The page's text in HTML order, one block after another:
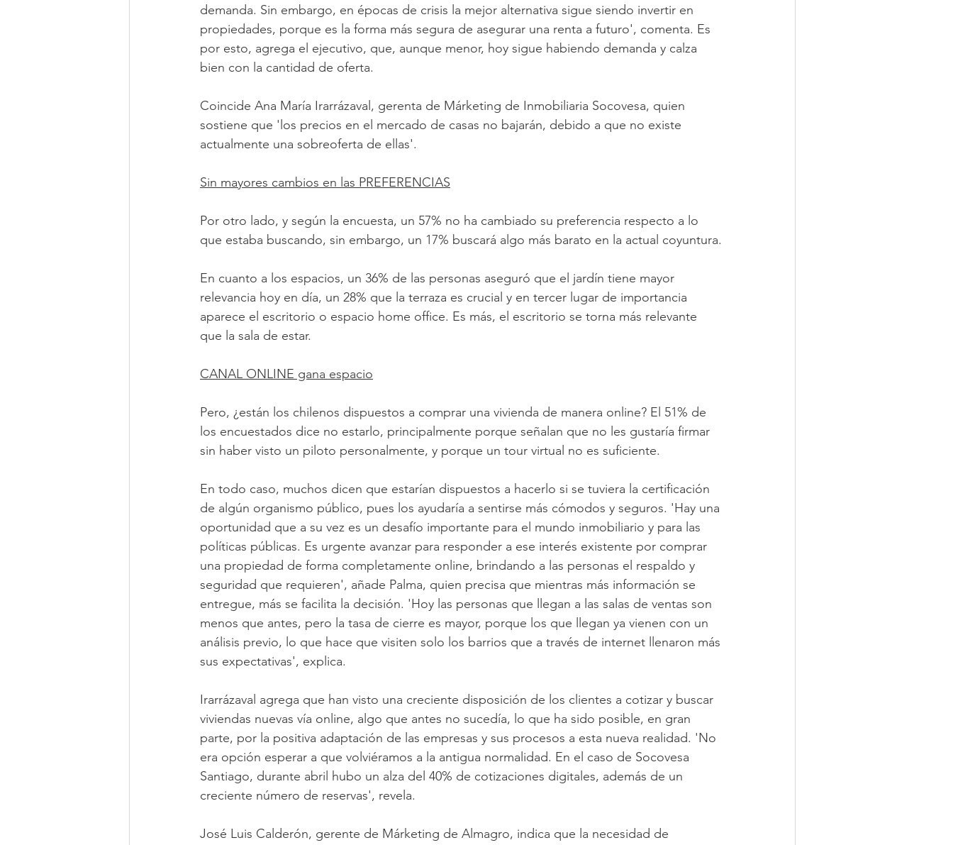
demanda. Sin embargo, en épocas de crisis la mejor alternativa sigue siendo invertir en
propiedades, porque es la forma más segura de asegurar una renta a futuro', comenta. Es
por esto, agrega el ejecutivo, que, aunque menor, hoy sigue habiendo demanda y calza
bien con la cantidad de oferta.
Coincide Ana María Irarrázaval, gerenta de Márketing de Inmobiliaria Socovesa, quien
sostiene que 'los precios en el mercado de casas no bajarán, debido a que no existe
actualmente una sobreoferta de ellas'.
Sin mayores cambios en las PREFERENCIAS
Por otro lado, y según la encuesta, un 57% no ha cambiado su preferencia respecto a lo
que estaba buscando, sin embargo, un 17% buscará algo más barato en la actual coyuntura.
En cuanto a los espacios, un 36% de las personas aseguró que el jardín tiene mayor
relevancia hoy en día, un 28% que la terraza es crucial y en tercer lugar de importancia
aparece el escritorio o espacio home office. Es más, el escritorio se torna más relevante
que la sala de estar.
CANAL ONLINE gana espacio
Pero, ¿están los chilenos dispuestos a comprar una vivienda de manera online? El 51% de
los encuestados dice no estarlo, principalmente porque señalan que no les gustaría firmar
sin haber visto un piloto personalmente, y porque un tour virtual no es suficiente.
En todo caso, muchos dicen que estarían dispuestos a hacerlo si se tuviera la certificación
de algún organismo público, pues los ayudaría a sentirse más cómodos y seguros. 'Hay una
oportunidad que a su vez es un desafío importante para el mundo inmobiliario y para las
políticas públicas. Es urgente avanzar para responder a ese interés existente por comprar
una propiedad de forma completamente online, brindando a las personas el respaldo y
seguridad que requieren', añade Palma, quien precisa que mientras más información se
entregue, más se facilita la decisión. 'Hoy las personas que llegan a las salas de ventas son
menos que antes, pero la tasa de cierre es mayor, porque los que llegan ya vienen con un
análisis previo, lo que hace que visiten solo los barrios que a través de internet llenaron más
sus expectativas', explica.
Irarrázaval agrega que han visto una creciente disposición de los clientes a cotizar y buscar
viviendas nuevas vía online, algo que antes no sucedía, lo que ha sido posible, en gran
parte, por la positiva adaptación de las empresas y sus procesos a esta nueva realidad. 'No
era opción esperar a que volviéramos a la antigua normalidad. En el caso de Socovesa
Santiago, durante abril hubo un alza del 40% de cotizaciones digitales, además de un
creciente número de reservas', revela.
José Luis Calderón, gerente de Márketing de Almagro, indica que la necesidad de